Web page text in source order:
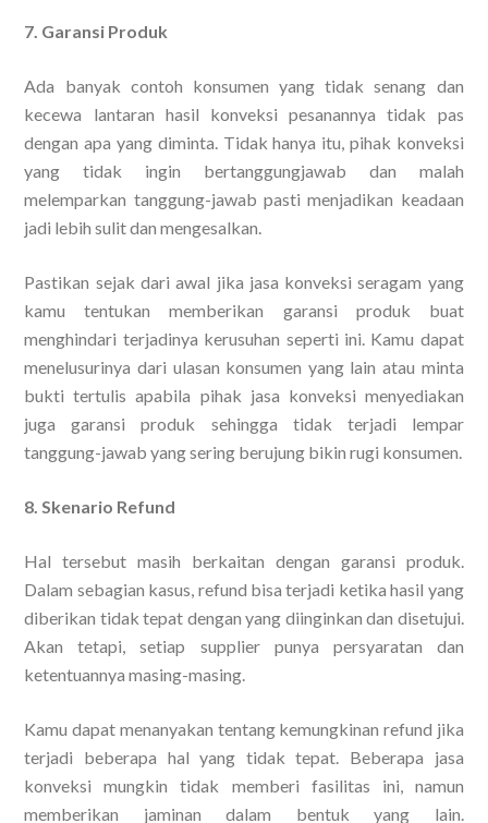
7. Garansi Produk
Ada banyak contoh konsumen yang tidak senang dan
kecewa lantaran hasil konveksi pesanannya tidak pas
dengan apa yang diminta. Tidak hanya itu, pihak konveksi
yang tidak ingin bertanggungjawab dan malah
melemparkan tanggung-jawab pasti menjadikan keadaan
jadi lebih sulit dan mengesalkan.
Pastikan sejak dari awal jika jasa konveksi seragam yang
kamu tentukan memberikan garansi produk buat
menghindari terjadinya kerusuhan seperti ini. Kamu dapat
menelusurinya dari ulasan konsumen yang lain atau minta
bukti tertulis apabila pihak jasa konveksi menyediakan
juga garansi produk sehingga tidak terjadi lempar
tanggung-jawab yang sering berujung bikin rugi konsumen.
8. Skenario Refund
Hal tersebut masih berkaitan dengan garansi produk.
Dalam sebagian kasus, refund bisa terjadi ketika hasil yang
diberikan tidak tepat dengan yang diinginkan dan disetujui.
Akan tetapi, setiap supplier punya persyaratan dan
ketentuannya masing-masing.
Kamu dapat menanyakan tentang kemungkinan refund jika
terjadi beberapa hal yang tidak tepat. Beberapa jasa
konveksi mungkin tidak memberi fasilitas ini, namun
memberikan jaminan dalam bentuk yang lain.